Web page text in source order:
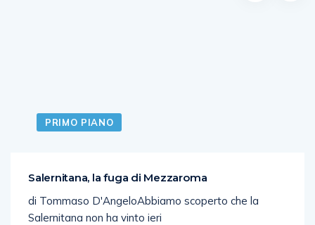
PRIMO PIANO
Salernitana, la fuga di Mezzaroma
di Tommaso D'AngeloAbbiamo scoperto che la
Salernitana non ha vinto ieri